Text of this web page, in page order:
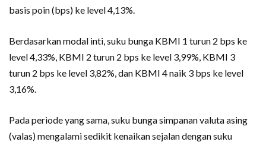
basis poin (bps) ke level 4,13%.
Berdasarkan modal inti, suku bunga KBMI 1 turun 2 bps ke
level 4,33%, KBMI 2 turun 2 bps ke level 3,99%, KBMI 3
turun 2 bps ke level 3,82%, dan KBMI 4 naik 3 bps ke level
3,16%.
Pada periode yang sama, suku bunga simpanan valuta asing
(valas) mengalami sedikit kenaikan sejalan dengan suku